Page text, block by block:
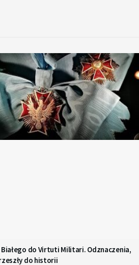
Białego do Virtuti Militari. Odznaczenia,
do historii